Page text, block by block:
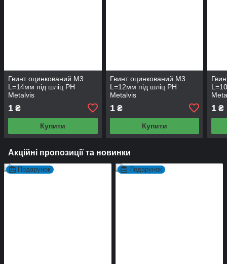
Гвинт оцинкований М3
L=14мм під шліц PH
Metalvis
1 ₴
Купити
Гвинт оцинкований М3
L=12мм під шліц PH
Metalvis
1₴
Купити
1 ₴
Акційні пропозиції та новинки
Подарунок Подарунок